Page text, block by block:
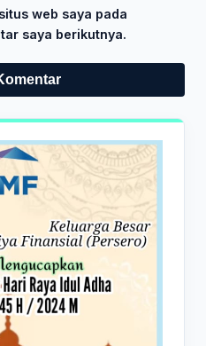
web saya pada
saya berikutnya.